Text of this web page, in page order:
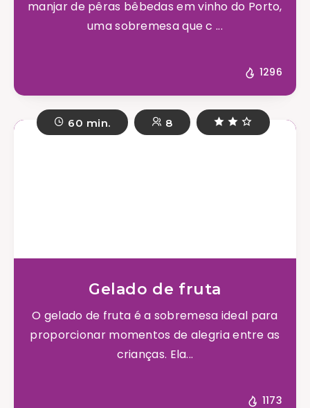
manjar de pêras bêbedas em vinho do Porto,
uma sobremesa que c ...
1296
60 min. 8
Gelado de fruta
O gelado de fruta é a sobremesa ideal para
proporcionar momentos de alegria entre as
crianças. Ela...
1173